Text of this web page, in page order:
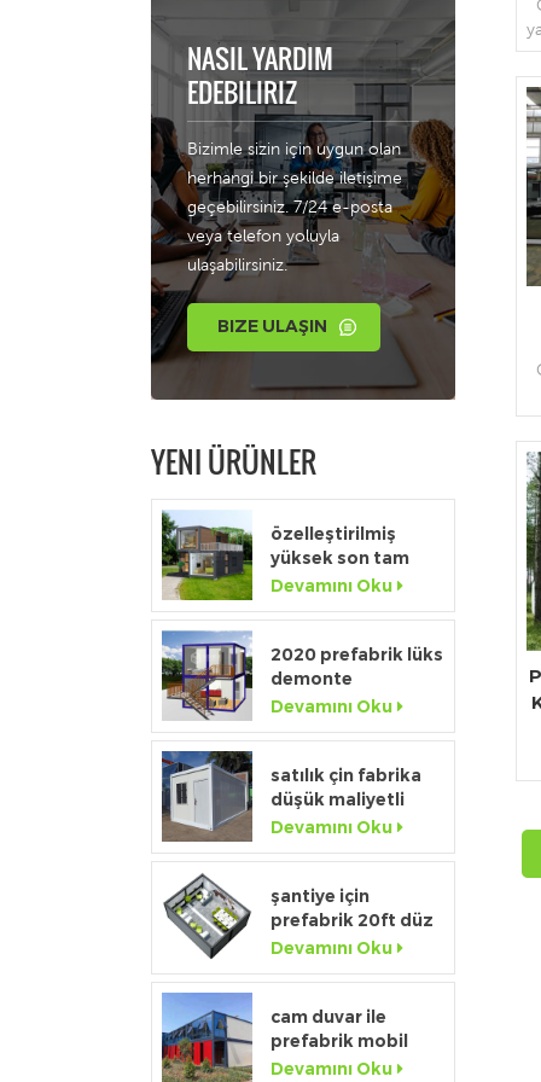
NASIL YARDIM
EDEBILIRIZ
Bizimle sizin için uygun olan
herhangi bir şekilde iletişime
geçebilirsiniz. 7/24 e-posta
veya telefon yoluyla
ulaşabilirsiniz.
BIZE ULAŞIN
YENI ÜRÜNLER
özelleştirilmiş
yüksek son tam
boy pencere
modüler taşınabilir
Devamını Oku
2020 prefabrik lüks
demonte
konteyner ev,
mutfak ve banyo
Devamını Oku
satılık çin fabrika
düşük maliyetli
ayrılabilir
konteyner ev ev
Devamını Oku
şantiye için
prefabrik 20ft düz
paket geçici
konteyner ofisi
Devamını Oku
cam duvar ile
prefabrik mobil
20ft konteyner ev
Devamını Oku